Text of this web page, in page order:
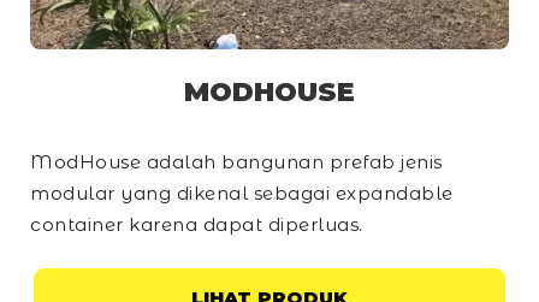
MODHOUSE
ModHouse adalah bangunan prefab jenis
modular yang dikenal sebagai expandable
container karena dapat diperluas.